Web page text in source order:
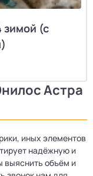
(с
Астра
иных элементов
надёжную и
выяснить объём и